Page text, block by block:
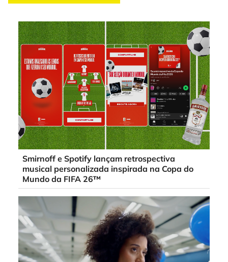
Smirnoff e Spotify lançam retrospectiva
musical personalizada inspirada na Copa do
Mundo da FIFA 26™